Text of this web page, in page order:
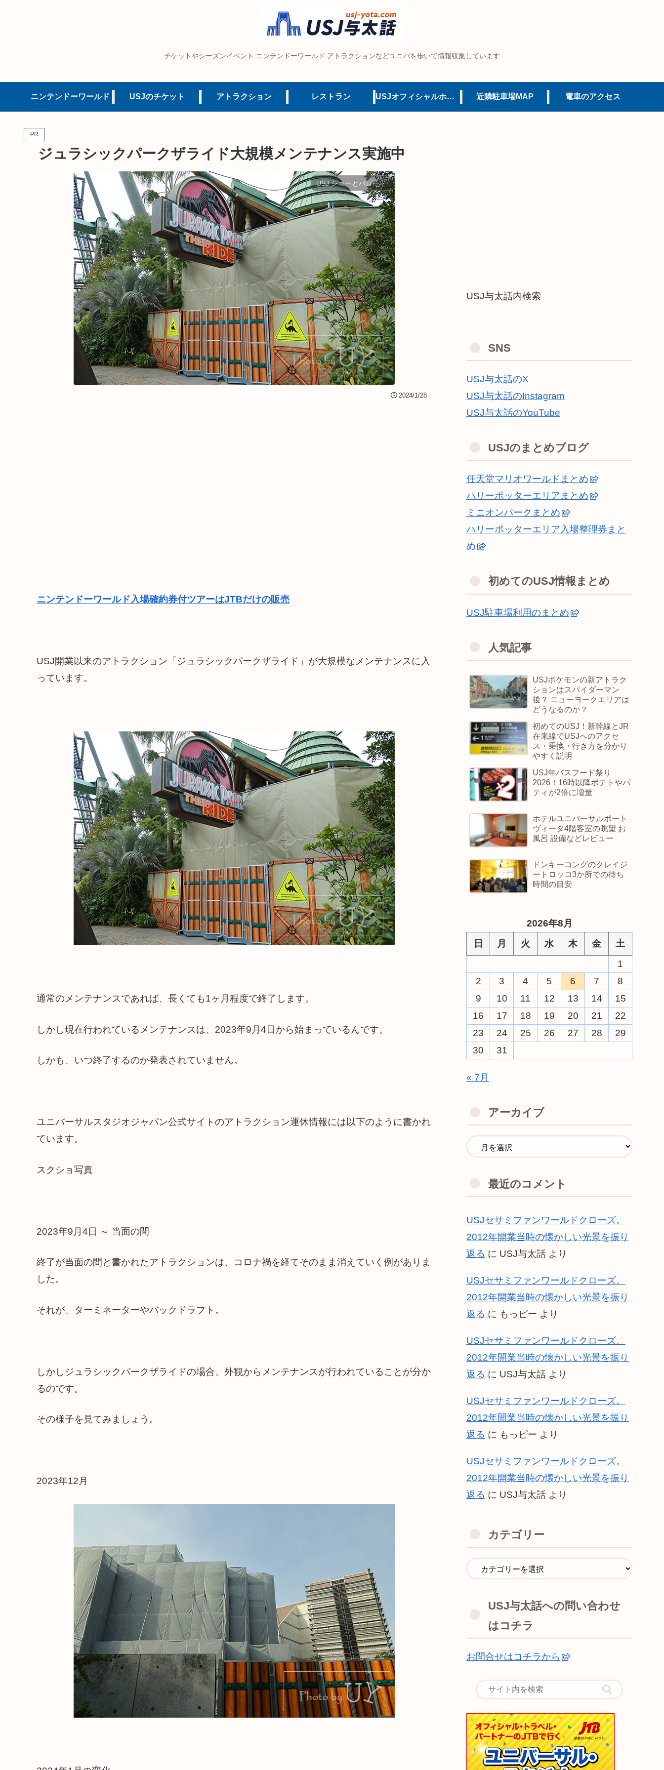
チケットやシーズンイベント ニンテンドーワールド アトラクションなどユニバを歩いて情報収集しています
ニンテンドーワールド USJのチケット アトラクション レストラン USJオフィシャルホテル 近隣駐車場MAP 電車のアクセス
PR
ジュラシックパークザライド大規模メンテナンス実施中
USJ ショーとパレード
2024/1/28
ニンテンドーワールド入場確約券付ツアーはJTBだけの販売
USJ開業以来のアトラクション「ジュラシックパークザライド」が大規模なメンテナンスに入
っています。
通常のメンテナンスであれば、長くても1ヶ月程度で終了します。
しかし現在行われているメンテナンスは、2023年9月4日から始まっているんです。
しかも、いつ終了するのか発表されていません。
ユニバーサルスタジオジャパン公式サイトのアトラクション運休情報には以下のように書かれ
ています。
スクショ写真
2023年9月4日 ～ 当面の間
終了が当面の間と書かれたアトラクションは、コロナ禍を経てそのまま消えていく例がありま
した。
それが、ターミネーターやバックドラフト。
しかしジュラシックパークザライドの場合、外観からメンテナンスが行われていることが分か
るのです。
その様子を見てみましょう。
2023年12月
USJ与太話内検索
SNS
USJ与太話のX
USJ与太話のInstagram
USJ与太話のYouTube
USJのまとめブログ
任天堂マリオワールドまとめ
ハリーポッターエリアまとめ
ミニオンパークまとめ
ハリーポッターエリア入場整理券まと
め
初めてのUSJ情報まとめ
USJ駐車場利用のまとめ
人気記事
USJポケモンの新アトラク
ションはスパイダーマン
後？ ニューヨークエリアは
どうなるのか？
初めてのUSJ！新幹線とJR
在来線でUSJへのアクセ
ス・乗換・行き方を分かり
やすく説明
USJ年パスフード祭り
2026！16時以降ポテトやパ
ティが2倍に増量
ホテルユニバーサルポート
ヴィータ4階客室の眺望 お
風呂 設備などレビュー
ドンキーコングのクレイジ
ートロッコ3か所での待ち
時間の目安
2026年8月
日
月 火 水 木 金
土
1
2
3 4 5 6 7
8
9
10 11 12 13 14
15
16
17 18 19 20 21
22
23
24 25 26 27 28
29
30
31
« 7月
アーカイブ
最近のコメント
USJセサミファンワールドクローズ。
2012年開業当時の懐かしい光景を振り
返る に USJ与太話 より
USJセサミファンワールドクローズ。
2012年開業当時の懐かしい光景を振り
返る に もっピー より
USJセサミファンワールドクローズ。
2012年開業当時の懐かしい光景を振り
返る に USJ与太話 より
USJセサミファンワールドクローズ。
2012年開業当時の懐かしい光景を振り
返る に もっピー より
USJセサミファンワールドクローズ。
2012年開業当時の懐かしい光景を振り
返る に USJ与太話 より
カテゴリー
USJ与太話への問い合わせ
はコチラ
お問合せはコチラから